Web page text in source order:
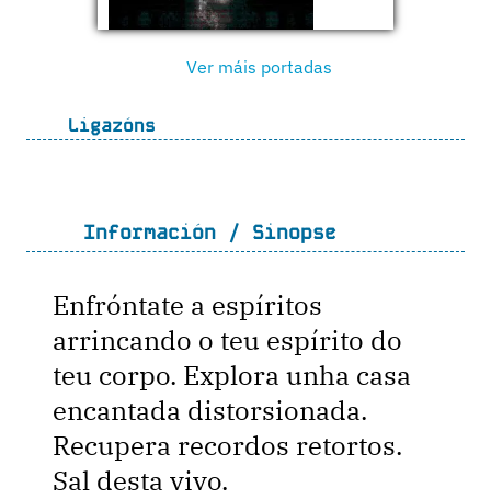
Ver máis portadas
Ligazóns
Información / Sinopse
Enfróntate a espíritos
arrincando o teu espírito do
teu corpo. Explora unha casa
encantada distorsionada.
Recupera recordos retortos.
Sal desta vivo.